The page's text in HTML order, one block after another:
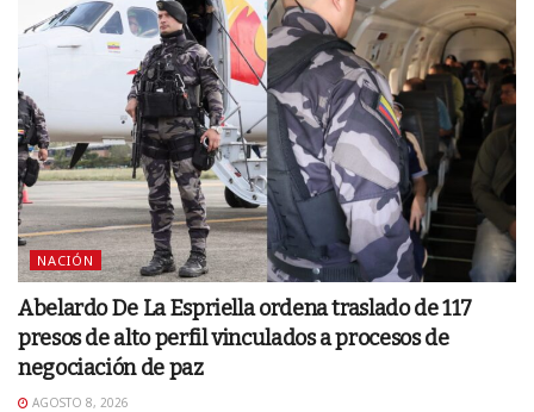
NACIÓN
Abelardo De La Espriella ordena traslado de 117
presos de alto perfil vinculados a procesos de
negociación de paz
AGOSTO 8, 2026